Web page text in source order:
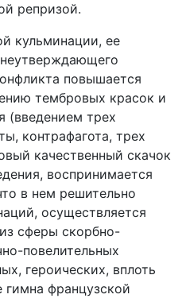
репризой.
кульминации, ее
повышается
тембровых кра­сок и
(введением трех
контрафагота, трех
качественный скачок
вос­принимается
в нем решительно
осуществляется
сферы скорбно-
пове­лительных
героических, вплоть
французской